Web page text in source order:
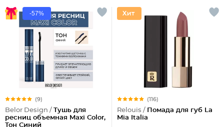
-57%
(9)
Belor Design / Тушь для
ресниц объемная Maxi Color,
Тон Синий
(116)
Relouis / Помада для губ La
Mia Italia